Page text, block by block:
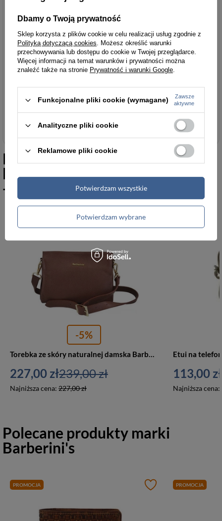
za ten produkt na terenie
UE
Lider,Home&Decor
Wysopal
Bogumił Więcej
Podobne doMała skórzana
listonoszka na ramię limonkowa
- Barberini's 334/1-48
PROMOCJA
-5%
Torebka ze skóry naturalnej damska Barberini's 988-6 listonoszka mała brązowa
227,00 zł
Najniższa cena: 227,00 zł
239,00 zł 113,00 zł
Najniższa cena:
Polecane produkty marki
Barberini's
PROMOCJA PROMOCJA
Dbamy o Twoją prywatność
Sklep korzysta z plików cookie w celu realizacji usług zgodnie z
Polityką dotyczącą cookies. Możesz określić warunki
przechowywania lub dostępu do cookie w Twojej przeglądarce.
Więcej informacji na temat warunków i prywatności można
znaleźć także na stronie Prywatność i warunki Google.
Funkcjonalne pliki cookie (wymagane)
Zawsze
aktywne
Analityczne pliki cookie
Reklamowe pliki cookie
Potwierdzam wybrane
Potwierdzam wszystkie